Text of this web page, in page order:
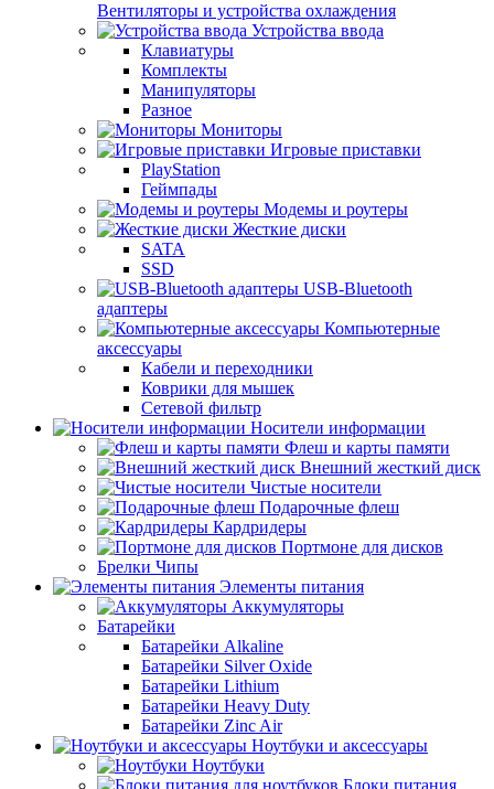
Вентиляторы и устройства охлаждения
Устройства ввода
Клавиатуры
Комплекты
Манипуляторы
Разное
Мониторы
Игровые приставки
PlayStation
Геймпады
Модемы и роутеры
Жесткие диски
SATA
SSD
USB-Bluetooth
адаптеры
Компьютерные
аксессуары
Кабели и переходники
Коврики для мышек
Сетевой фильтр
Носители информации
Флеш и карты памяти
Внешний жесткий диск
Чистые носители
Подарочные флеш
Кардридеры
Портмоне для дисков
Брелки Чипы
Элементы питания
Аккумуляторы
Батарейки
Батарейки Alkaline
Батарейки Silver Oxide
Батарейки Lithium
Батарейки Heavy Duty
Батарейки Zinc Air
Ноутбуки и аксессуары
Ноутбуки
Блоки питания